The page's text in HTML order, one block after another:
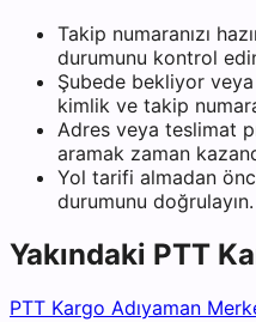
Takip numaranızı
durumunu kontrol
Şubede bekliyor
kimlik ve takip
Adres veya teslimat
aramak zaman
Yol tarifi almadan
durumunu doğrulayın.
Yakındaki PTT
PTT Kargo Adıyaman